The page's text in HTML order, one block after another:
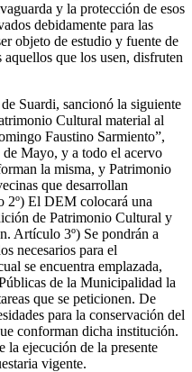
y la protección de esos
debidamente para las
objeto de estudio y fuente de
que los usen, disfruten
Suardi, sancionó la siguiente
Cultural material al
Faustino Sarmiento”,
Mayo, y a todo el acervo
la misma, y Patrimonio
que desarrollan
2º) El DEM colocará una
de Patrimonio Cultural y
Artículo 3º) Se pondrán a
necesarios para el
se encuentra emplazada,
de la Municipalidad la
que se peticionen. De
para la conservación del
conforman dicha institución.
la ejecución de la presente
vigente.